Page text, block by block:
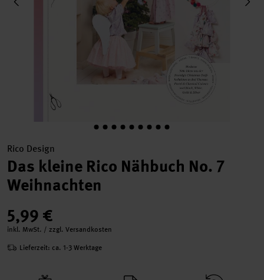
Rico Design
Das kleine Rico Nähbuch No. 7
Weihnachten
5,99 €
inkl. MwSt. / zzgl. Versandkosten
Lieferzeit: ca. 1-3 Werktage